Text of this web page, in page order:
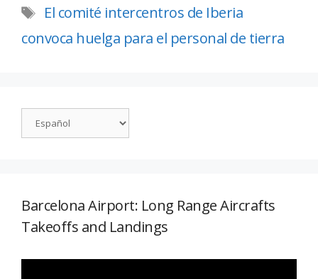
El comité intercentros de Iberia
convoca huelga para el personal de tierra
Barcelona Airport: Long Range Aircrafts
Takeoffs and Landings